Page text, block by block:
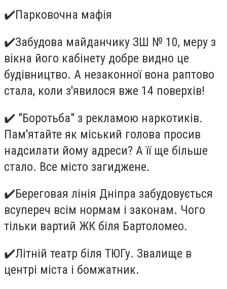
✔️Парковочна мафія
✔️Забудова майданчику ЗШ № 10, меру з
вікна його кабінету добре видно це
будівництво. А незаконної вона раптово
стала, коли з'явилося вже 14 поверхів!
✔ ️ "Боротьба" з рекламою наркотиків.
Пам'ятайте як міський голова просив
надсилати йому адреси? А її ще більше
стало. Все місто загиджене.
✔️Береговая лінія Дніпра забудовується
всупереч всім нормам і законам. Чого
тільки вартий ЖК біля Бартоломео.
✔️Літній театр біля ТЮГу. Звалище в
центрі міста і бомжатник.